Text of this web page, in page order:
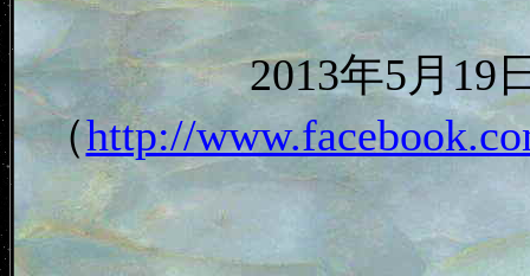
2013年5月19
（http://